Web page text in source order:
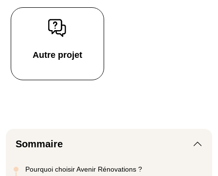
Autre projet
Sommaire
Pourquoi choisir Avenir Rénovations ?